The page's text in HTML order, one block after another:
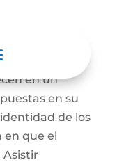
escrito
en un
en su
de los
en que el
Asistir